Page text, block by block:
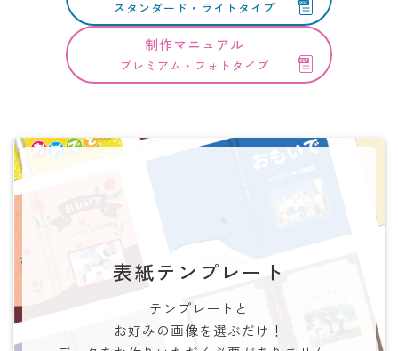
スタンダード・ライトタイプ
制作マニュアル
プレミアム・フォトタイプ
表紙テンプレート
テンプレートと
お好みの画像を選ぶだけ！